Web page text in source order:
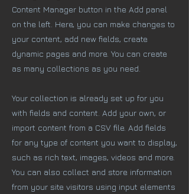
Content Manager button in the Add panel
on the left. Here, you can make changes to
your content, add new fields, create
dynamic pages and more. You can create
as many collections as you need.
Your collection is already set up for you
with fields and content. Add your own, or
import content from a CSV file. Add fields
for any type of content you want to display,
such as rich text, images, videos and more.
You can also collect and store information
from your site visitors using input elements